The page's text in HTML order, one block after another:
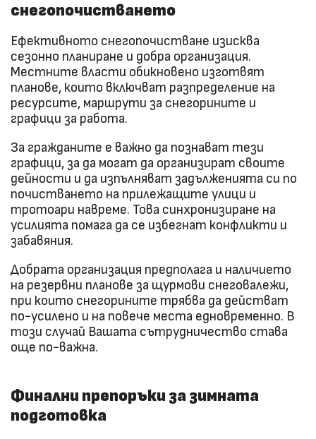
снегопочистването
Ефективното снегопочистване изисква
сезонно планиране и добра организация.
Местните власти обикновено изготвят
планове, които включват разпределение на
ресурсите, маршрути за снегорините и
графици за работа.
За гражданите е важно да познават тези
графици, за да могат да организират своите
дейности и да изпълняват задълженията си по
почистването на прилежащите улици и
тротоари навреме. Това синхронизиране на
усилията помага да се избегнат конфликти и
забавяния.
Добрата организация предполага и наличието
на резервни планове за щурмови снеговалежи,
при които снегорините трябва да действат
по-усилено и на повече места едновременно. В
този случай Вашата сътрудничество става
още по-важна.
Финални препоръки за зимната
подготовка